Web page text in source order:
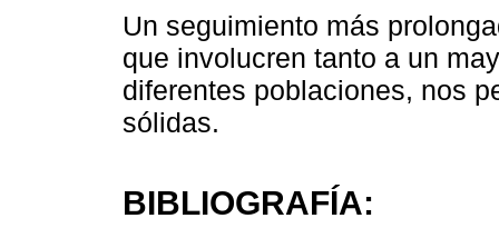
Un seguimiento más
que involucren tanto a un
diferentes poblaciones, nos
sólidas.
BIBLIOGRAFÍA: